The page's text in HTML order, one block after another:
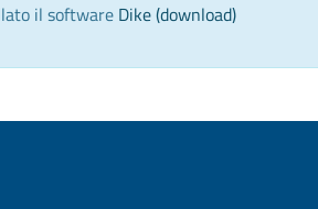
il software Dike (download)